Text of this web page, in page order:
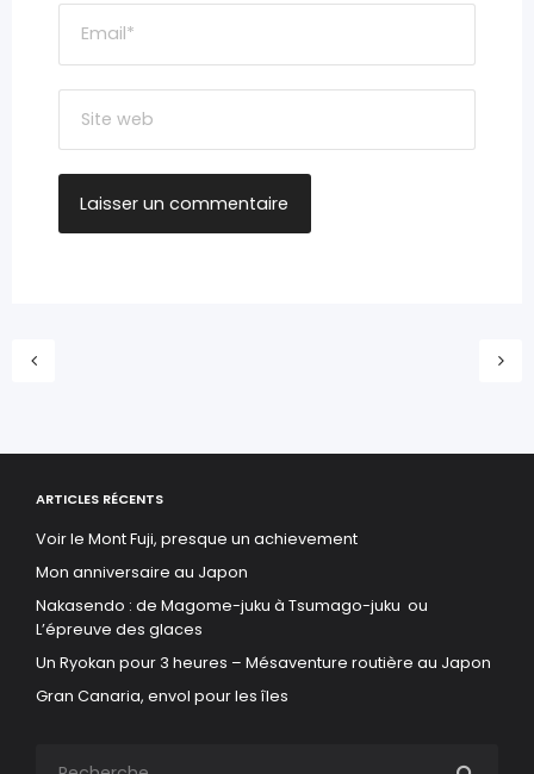
ARTICLES RÉCENTS
Voir le Mont Fuji, presque un achievement
Mon anniversaire au Japon
Nakasendo : de Magome-juku à Tsumago-juku ou
L’épreuve des glaces
Un Ryokan pour 3 heures – Mésaventure routière au Japon
Gran Canaria, envol pour les îles